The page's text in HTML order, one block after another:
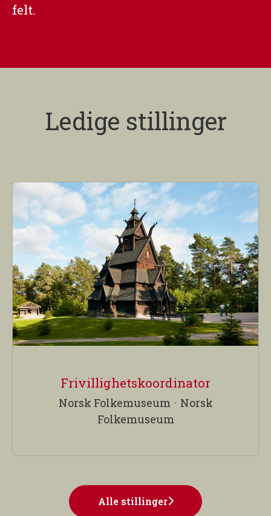
felt.
Ledige stillinger
Frivillighetskoordinator
Norsk Folkemuseum · Norsk
Folkemuseum
Alle stillinger